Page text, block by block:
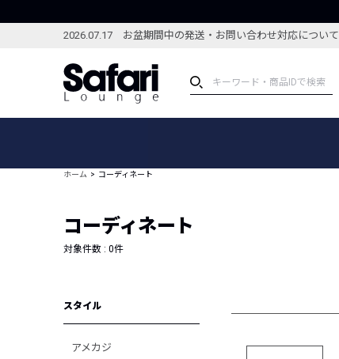
2026.07.17 お盆期間中の発送・お問い合わせ対応について
ブランドから探す
新着アイテム
編集部のおすすめアイテム
セール
ホーム コーディネート
コーディネート
対象件数 : 0件
スタイル
アメカジ